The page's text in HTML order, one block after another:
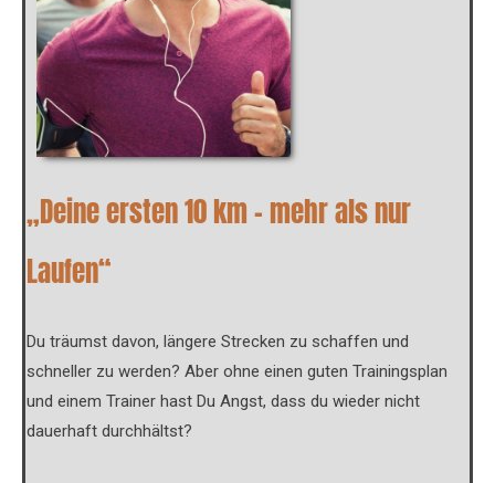
„Deine ersten 10 km – mehr als nur
Laufen“
Du träumst davon, längere Strecken zu schaffen und
schneller zu werden? Aber ohne einen guten Trainingsplan
und einem Trainer hast Du Angst, dass du wieder nicht
dauerhaft durchhältst?